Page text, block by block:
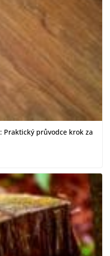
Praktický průvodce krok za